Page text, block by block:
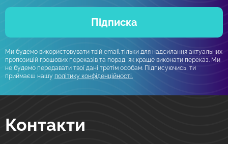
Підписка
Ми будемо використовувати твій email тільки для надсилання актуальних
пропозицій грошових переказів та порад, як краще виконати переказ. Ми
не будемо передавати твої дані третім особам. Підписуючись, ти
приймаєш нашу політику конфіденційності.
Контакти